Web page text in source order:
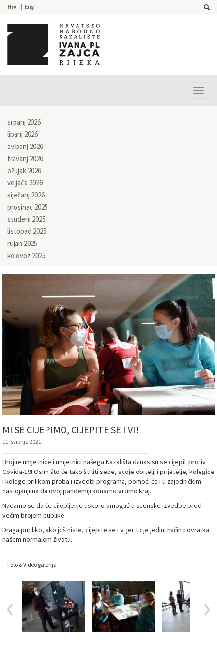
Hrv Eng
srpanj 2026
lipanj 2026
svibanj 2026
travanj 2026
ožujak 2026
veljača 2026
siječanj 2026
prosinac 2025
studeni 2025
listopad 2025
rujan 2025
kolovoz 2025
MI SE CIJEPIMO, CIJEPITE SE I VI!
11. svibnja 2021.
Brojne umjetnice i umjetnici našega Kazališta danas su se cijepili protiv
Covida-19! Osim što će tako štititi sebe, svoje obitelji i prijetelje, kolegice
i kolege prilikom proba i izvedbi programa, pomoći će i u zajedničkim
nastojanjima da ovoj pandemiji konačno vidimo kraj.
Nadamo se da će cijepljenje uskoro omogućiti scenske izvedbe pred
većim brojem publike.
Draga publiko, ako još niste, cijepite se i vi jer to je jedini način povratka
našem normalom životu.
Foto & Video galerija